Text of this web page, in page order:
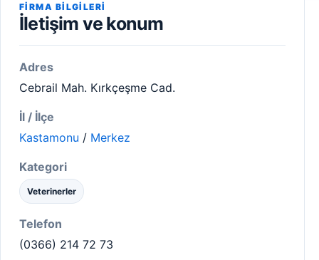
FIRMA BILGILERI
İletişim ve konum
Adres
Cebrail Mah. Kırkçeşme Cad.
İl / İlçe
Kastamonu / Merkez
Kategori
Veterinerler
Telefon
(0366) 214 72 73